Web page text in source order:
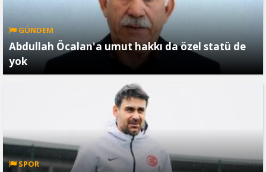
GÜNDEM
Abdullah Öcalan'a umut hakkı da özel statü de
yok
SPOR